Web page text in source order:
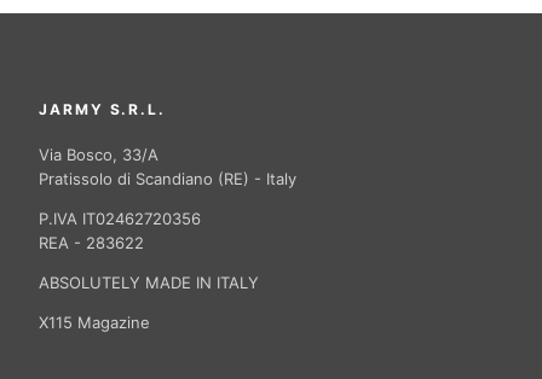
JARMY S.R.L.
Via Bosco, 33/A
Pratissolo di Scandiano (RE) - Italy
P.IVA IT02462720356
REA - 283622
ABSOLUTELY MADE IN ITALY
X115 Magazine